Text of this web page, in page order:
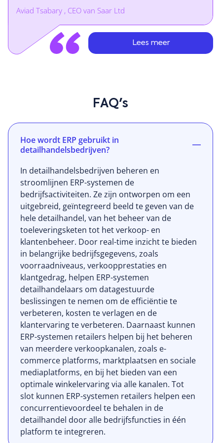
gecentraliseerd retailmanagementsysteem en
verbetert de klanttevredenheid aanzienlijk.”
Aviad Tsabary , CEO van Saar Ltd
Lees meer
FAQ's
Hoe wordt ERP gebruikt in
detailhandelsbedrijven?
In detailhandelsbedrijven beheren en
stroomlijnen ERP-systemen de
bedrijfsactiviteiten. Ze zijn ontworpen om een
uitgebreid, geïntegreerd beeld te geven van de
hele detailhandel, van het beheer van de
toeleveringsketen tot het verkoop- en
klantenbeheer. Door real-time inzicht te bieden
in belangrijke bedrijfsgegevens, zoals
voorraadniveaus, verkoopprestaties en
klantgedrag, helpen ERP-systemen
detailhandelaars om datagestuurde
beslissingen te nemen om de efficiëntie te
verbeteren, kosten te verlagen en de
klantervaring te verbeteren. Daarnaast kunnen
ERP-systemen retailers helpen bij het beheren
van meerdere verkoopkanalen, zoals e-
commerce platforms, marktplaatsen en sociale
mediaplatforms, en bij het bieden van een
optimale winkelervaring via alle kanalen. Tot
slot kunnen ERP-systemen retailers helpen een
concurrentievoordeel te behalen in de
detailhandel door alle bedrijfsfuncties in één
platform te integreren.